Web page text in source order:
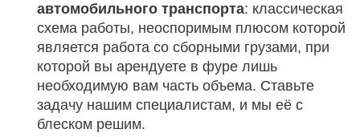
автомобильного транспорта: классическая
схема работы, неоспоримым плюсом которой
является работа со сборными грузами, при
которой вы арендуете в фуре лишь
необходимую вам часть объема. Ставьте
задачу нашим специалистам, и мы её с
блеском решим.